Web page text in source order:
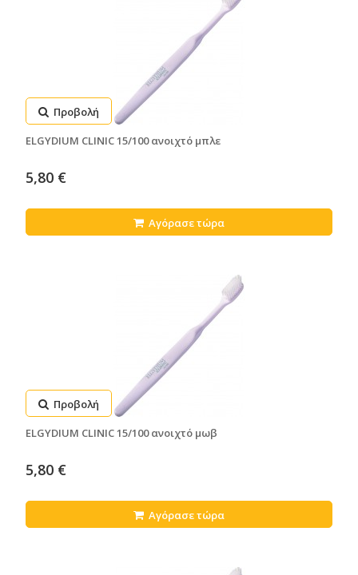
Προβολή
ELGYDIUM CLINIC 15/100 ανοιχτό μπλε
5,80 €
Αγόρασε τώρα
Προβολή
ELGYDIUM CLINIC 15/100 ανοιχτό μωβ
5,80 €
Αγόρασε τώρα